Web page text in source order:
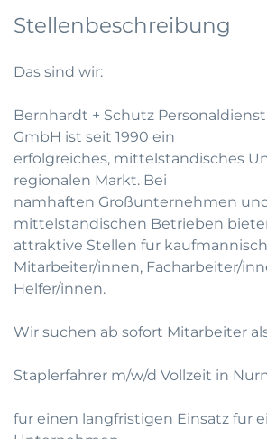
Stellenbeschreibung
Das sind wir:
Bernhardt + Schutz
GmbH ist seit 1990 ein
erfolgreiches, mittelstandisches
regionalen Markt. Bei
namhaften Großunternehmen
mittelstandischen Betrieben
attraktive Stellen fur
Mitarbeiter/innen, Facharbeiter/
Helfer/innen.
Wir suchen ab sofort Mitarbeiter
Staplerfahrer m/w/d Vollzeit in
fur einen langfristigen Einsatz fur